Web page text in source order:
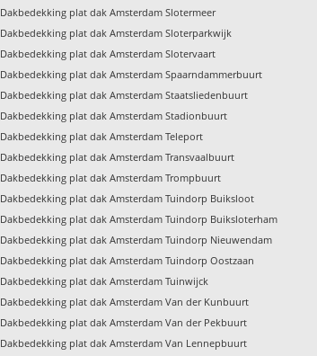
Dakbedekking plat dak Amsterdam Slotermeer
Dakbedekking plat dak Amsterdam Sloterparkwijk
Dakbedekking plat dak Amsterdam Slotervaart
Dakbedekking plat dak Amsterdam Spaarndammerbuurt
Dakbedekking plat dak Amsterdam Staatsliedenbuurt
Dakbedekking plat dak Amsterdam Stadionbuurt
Dakbedekking plat dak Amsterdam Teleport
Dakbedekking plat dak Amsterdam Transvaalbuurt
Dakbedekking plat dak Amsterdam Trompbuurt
Dakbedekking plat dak Amsterdam Tuindorp Buiksloot
Dakbedekking plat dak Amsterdam Tuindorp Buiksloterham
Dakbedekking plat dak Amsterdam Tuindorp Nieuwendam
Dakbedekking plat dak Amsterdam Tuindorp Oostzaan
Dakbedekking plat dak Amsterdam Tuinwijck
Dakbedekking plat dak Amsterdam Van der Kunbuurt
Dakbedekking plat dak Amsterdam Van der Pekbuurt
Dakbedekking plat dak Amsterdam Van Lennepbuurt